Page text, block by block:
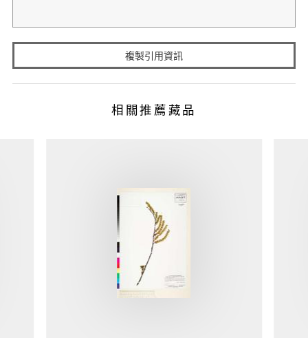
複製引用資訊
相關推薦藏品